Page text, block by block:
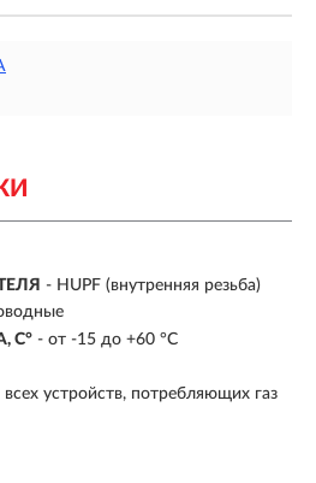
- HUPF (внутренняя резьба)
C° - от -15 до +60 °C
всех устройств, потребляющих газ